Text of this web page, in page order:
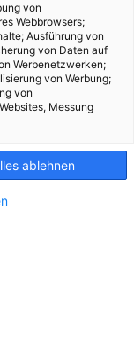
Schadstoff
LIEL
aus Stickstoff. Als
Gewicht von etwa
von
Webbrowsers;
Ausführung von
von Daten auf
Werbenetzwerken;
von Werbung;
von
Messung
ablehnen